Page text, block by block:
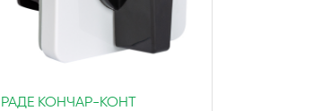
РАДЕ КОНЧАР-КОНТ